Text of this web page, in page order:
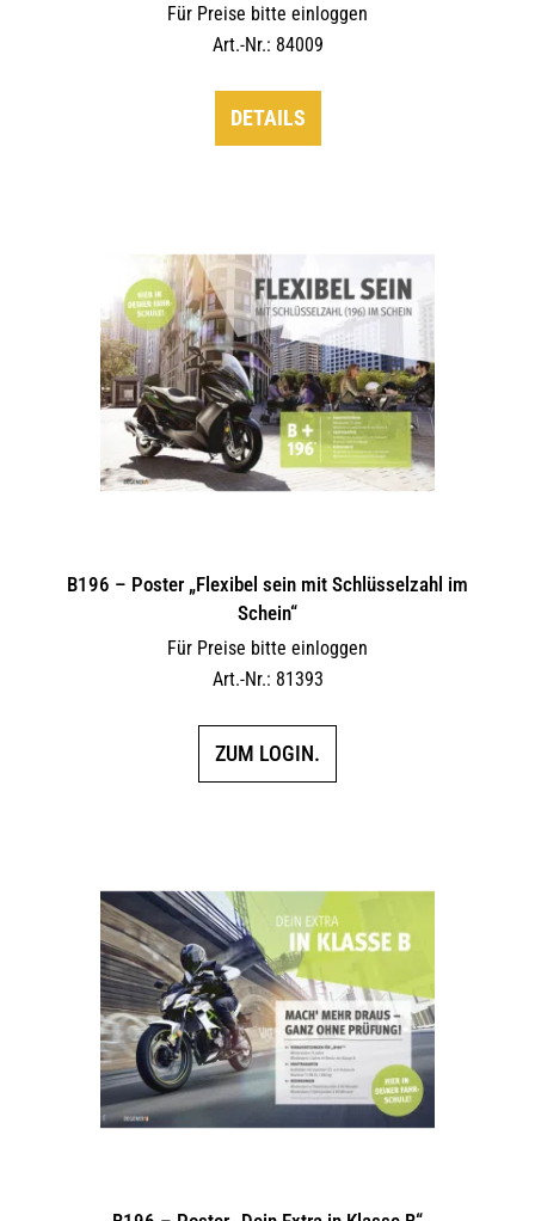
Für Preise bitte einloggen
Art.-Nr.: 84009
DETAILS
B196 – Poster „Flexibel sein mit Schlüsselzahl im
Schein“
Für Preise bitte einloggen
Art.-Nr.: 81393
ZUM LOGIN.